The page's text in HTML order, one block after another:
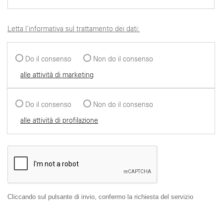
Letta l'informativa sul trattamento dei dati:
Do il consenso
Non do il consenso
alle attività di marketing
Do il consenso
Non do il consenso
alle attività di profilazione
Cliccando sul pulsante di invio, confermo la richiesta del servizio